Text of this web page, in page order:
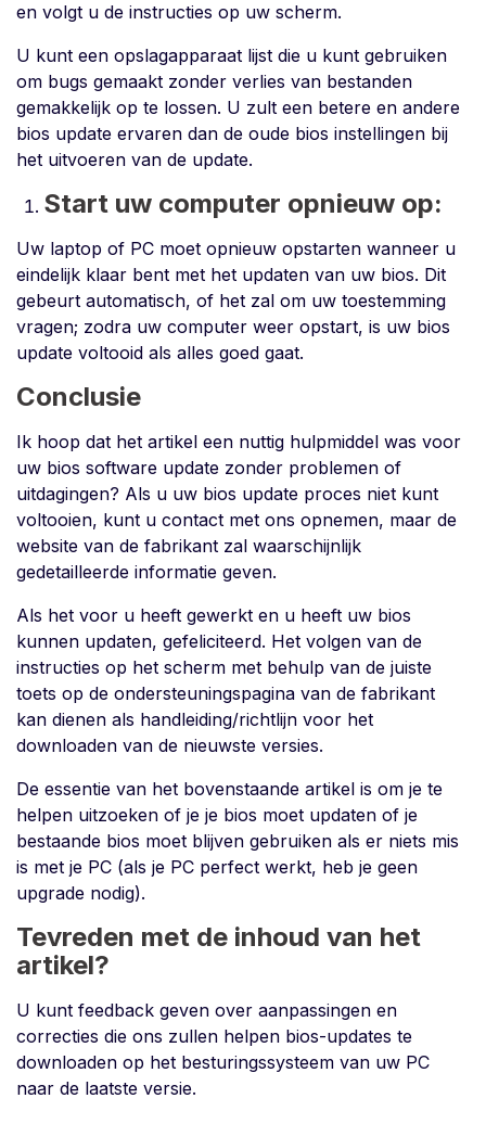
en volgt u de instructies op uw scherm.
U kunt een opslagapparaat lijst die u kunt gebruiken
om bugs gemaakt zonder verlies van bestanden
gemakkelijk op te lossen. U zult een betere en andere
bios update ervaren dan de oude bios instellingen bij
het uitvoeren van de update.
Start uw computer opnieuw op:
Uw laptop of PC moet opnieuw opstarten wanneer u
eindelijk klaar bent met het updaten van uw bios. Dit
gebeurt automatisch, of het zal om uw toestemming
vragen; zodra uw computer weer opstart, is uw bios
update voltooid als alles goed gaat.
Conclusie
Ik hoop dat het artikel een nuttig hulpmiddel was voor
uw bios software update zonder problemen of
uitdagingen? Als u uw bios update proces niet kunt
voltooien, kunt u contact met ons opnemen, maar de
website van de fabrikant zal waarschijnlijk
gedetailleerde informatie geven.
Als het voor u heeft gewerkt en u heeft uw bios
kunnen updaten, gefeliciteerd. Het volgen van de
instructies op het scherm met behulp van de juiste
toets op de ondersteuningspagina van de fabrikant
kan dienen als handleiding/richtlijn voor het
downloaden van de nieuwste versies.
De essentie van het bovenstaande artikel is om je te
helpen uitzoeken of je je bios moet updaten of je
bestaande bios moet blijven gebruiken als er niets mis
is met je PC (als je PC perfect werkt, heb je geen
upgrade nodig).
Tevreden met de inhoud van het
artikel?
U kunt feedback geven over aanpassingen en
correcties die ons zullen helpen bios-updates te
downloaden op het besturingssysteem van uw PC
naar de laatste versie.